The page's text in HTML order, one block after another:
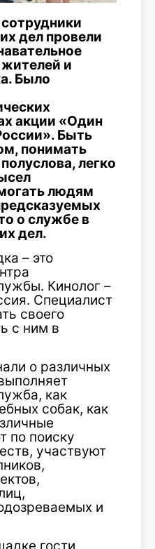
дел провели
и
Было
акции «Один
Быть
понимать
легко
людям
о службе в
дел.
– это
Кинолог –
Специалист
своего
с ним в
о различных
как
собак, как
по поиску
участвуют
и
гости